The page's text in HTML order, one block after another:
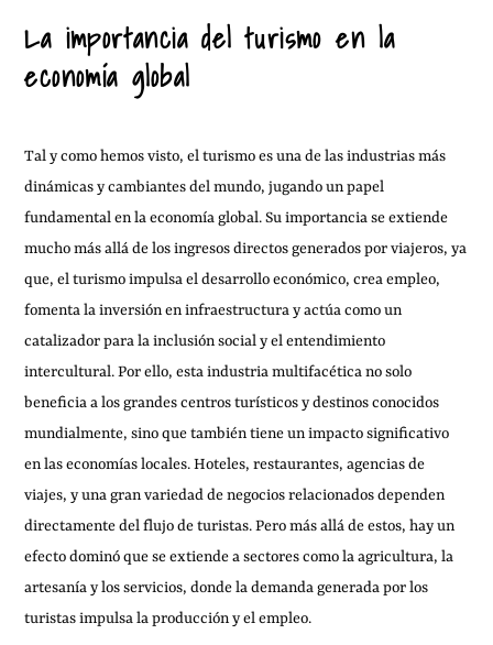
La importancia del turismo en la
economía global
Tal y como hemos visto, el turismo es una de las industrias más
dinámicas y cambiantes del mundo, jugando un papel
fundamental en la economía global. Su importancia se extiende
mucho más allá de los ingresos directos generados por viajeros, ya
que, el turismo impulsa el desarrollo económico, crea empleo,
fomenta la inversión en infraestructura y actúa como un
catalizador para la inclusión social y el entendimiento
intercultural. Por ello, esta industria multifacética no solo
beneficia a los grandes centros turísticos y destinos conocidos
mundialmente, sino que también tiene un impacto significativo
en las economías locales. Hoteles, restaurantes, agencias de
viajes, y una gran variedad de negocios relacionados dependen
directamente del flujo de turistas. Pero más allá de estos, hay un
efecto dominó que se extiende a sectores como la agricultura, la
artesanía y los servicios, donde la demanda generada por los
turistas impulsa la producción y el empleo.